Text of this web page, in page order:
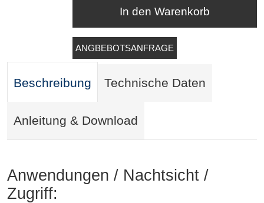
In den Warenkorb
ANGBEBOTSANFRAGE
Beschreibung Technische Daten
Anleitung & Download
Anwendungen / Nachtsicht /
Zugriff: